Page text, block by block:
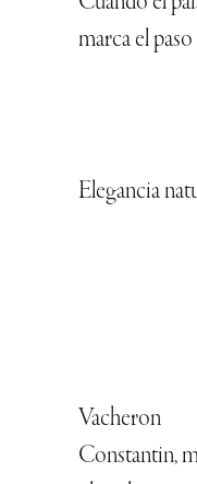
marca el paso
Elegancia
Vacheron
Constantin,